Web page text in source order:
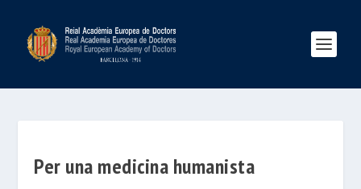
Per una medicina humanista